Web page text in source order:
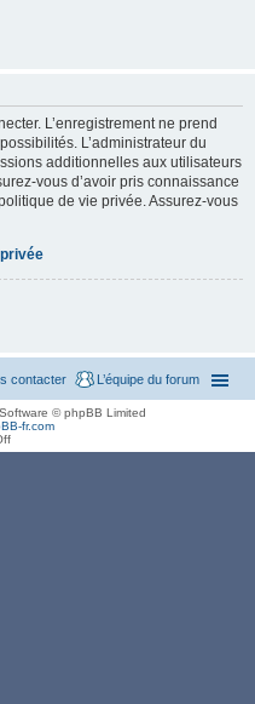
L’enregistrement ne prend
L’administrateur du
additionnelles aux utilisateurs
vous d’avoir pris connaissance
de vie privée. Assurez-vous
L’équipe du forum
contacter
© phpBB Limited
fr.com